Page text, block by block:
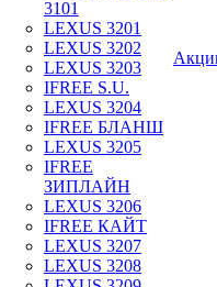
3101
LEXUS 3201
LEXUS 3202
LEXUS 3203
IFREE S.U.
LEXUS 3204
IFREE БЛАНШ
LEXUS 3205
IFREE
ЗИПЛАЙН
LEXUS 3206
IFREE КАЙТ
LEXUS 3207
LEXUS 3208